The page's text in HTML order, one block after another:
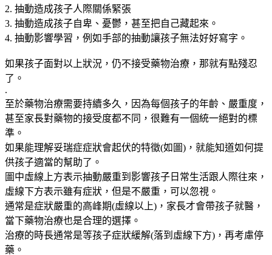
2. 抽動造成孩子人際關係緊張
3. 抽動造成孩子自卑、憂鬱，甚至把自己藏起來。
4. 抽動影響學習，例如手部的抽動讓孩子無法好好寫字。
如果孩子面對以上狀況，仍不接受藥物治療，那就有點殘忍
了。
.
至於藥物治療需要持續多久，因為每個孩子的年齡、嚴重度，
甚至家長對藥物的接受度都不同，很難有一個統一絕對的標
準。
如果能理解妥瑞症症狀會起伏的特徵(如圖)，就能知道如何提
供孩子適當的幫助了。
圖中虛線上方表示抽動嚴重到影響孩子日常生活跟人際往來，
虛線下方表示雖有症狀，但是不嚴重，可以忽視。
通常是症狀嚴重的高峰期(虛線以上)，家長才會帶孩子就醫，
當下藥物治療也是合理的選擇。
治療的時長通常是等孩子症狀緩解(落到虛線下方)，再考慮停
藥。